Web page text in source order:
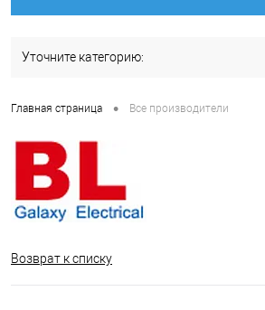
Уточните категорию:
Главная страница • Все производители
Возврат к списку